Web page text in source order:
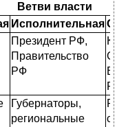
Ветви власти
Исполнительная
Президент РФ,
Правительство
РФ
Губернаторы,
региональные